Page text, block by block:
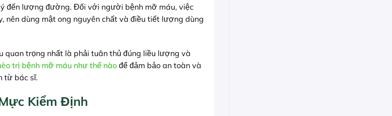
đến lượng đường. Đối với người bệnh mỡ máu, việc
nên dùng mật ong nguyên chất và điều tiết lượng dùng
trọng nhất là phải tuân thủ đúng liều lượng và
trị bệnh mỡ máu như thế nào để đảm bảo an toàn và
từ bác sĩ.
Kiểm Định